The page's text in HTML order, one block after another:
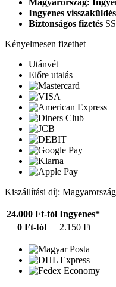
Magyarország:
Ingyenes visszaküldés
Biztonságos fizetés
Kényelmesen fizethet
Utánvét
Előre utalás
Kiszállítási díj: Magyarország
24.000 Ft-tól Ingyenes*
0 Ft-tól
2.150 Ft